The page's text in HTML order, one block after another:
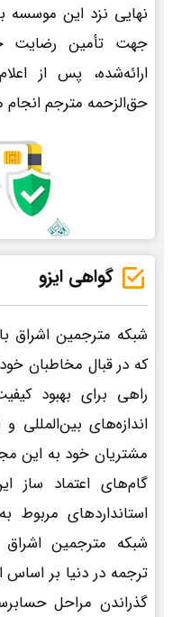
نهایی نزد این موسسه
جهت تأمین رضایت
ارائه‌شده، پس از
حق‌الزحمه مترجم
گواهی ایزو
شبکه مترجمین اشراق
که در قبال مخاطبان خود
راهی برای بهبود
اندازه‌های بین‌المللی
مشتریان خود به این
گام‌های اعتماد ساز
استانداردهای
شبکه مترجمین
ترجمه در دنیا بر
گذراندن مراحل